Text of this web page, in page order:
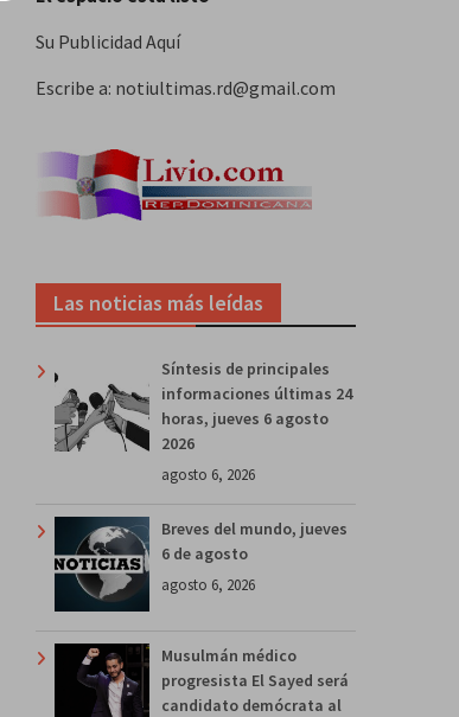
Su Publicidad Aquí
Escribe a: notiultimas.rd@gmail.com
Las noticias más leídas
Síntesis de principales
informaciones últimas 24
horas, jueves 6 agosto
2026
agosto 6, 2026
Breves del mundo, jueves
6 de agosto
agosto 6, 2026
Musulmán médico
progresista El Sayed será
candidato demócrata al